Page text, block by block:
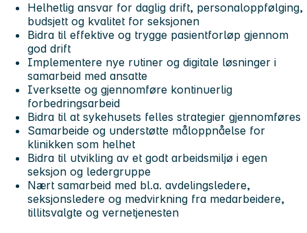
Helhetlig ansvar for daglig drift, personaloppfølging,
budsjett og kvalitet for seksjonen
Bidra til effektive og trygge pasientforløp gjennom
god drift
Implementere nye rutiner og digitale løsninger i
samarbeid med ansatte
Iverksette og gjennomføre kontinuerlig
forbedringsarbeid
Bidra til at sykehusets felles strategier gjennomføres
Samarbeide og understøtte måloppnåelse for
klinikken som helhet
Bidra til utvikling av et godt arbeidsmiljø i egen
seksjon og ledergruppe
Nært samarbeid med bl.a. avdelingsledere,
seksjonsledere og medvirkning fra medarbeidere,
tillitsvalgte og vernetjenesten